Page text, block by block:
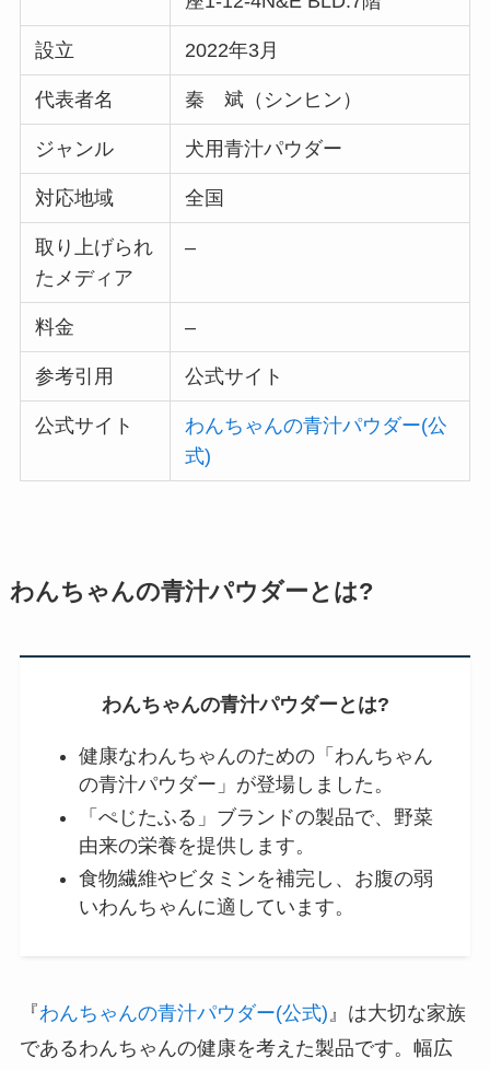
設立 2022年3月
代表者名 秦 斌（シンヒン）
ジャンル 犬用青汁パウダー
対応地域 全国
取り上げられ
たメディア
–
料金 –
参考引用 公式サイト
公式サイト
わんちゃんの青汁パウダー(公
式)
わんちゃんの青汁パウダーとは?
わんちゃんの青汁パウダーとは?
健康なわんちゃんのための「わんちゃん
の青汁パウダー」が登場しました。
「ぺじたふる」ブランドの製品で、野菜
由来の栄養を提供します。
食物繊維やビタミンを補完し、お腹の弱
いわんちゃんに適しています。
『わんちゃんの青汁パウダー(公式) 』は大切な家族
であるわんちゃんの健康を考えた製品です。幅広